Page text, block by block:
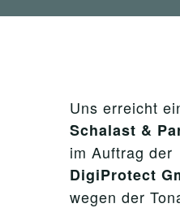
Uns erreicht
Schalast &
im Auftrag der
DigiProtect
wegen der